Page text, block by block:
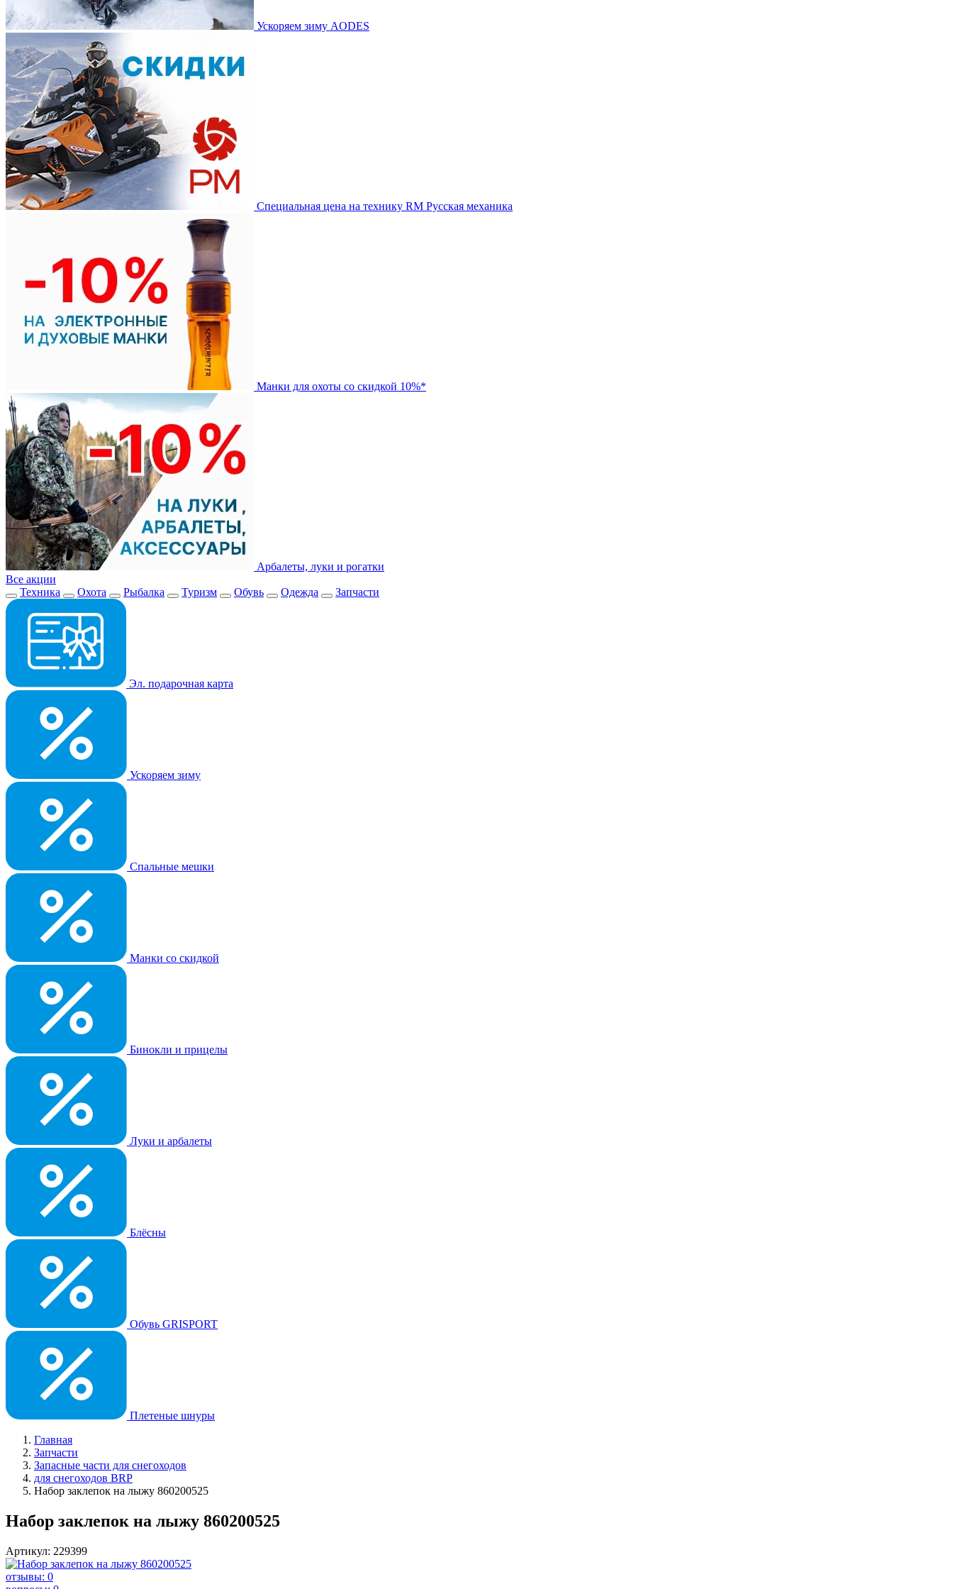
Ускоряем зиму AODES
Специальная цена на технику RM Русская механика
Манки для охоты со скидкой 10%*
Арбалеты, луки и рогатки
Все акции
Техника
Охота Рыбалка Туризм Обувь Одежда Запчасти
Эл. подарочная карта
Ускоряем зиму
Спальные мешки
Манки со скидкой
Бинокли и прицелы
Луки и арбалеты
Блёсны
Обувь GRISPORT
Плетеные шнуры
Главная
Запчасти
Запасные части для снегоходов
для снегоходов BRP
Набор заклепок на лыжу 860200525
Набор заклепок на лыжу 860200525
Артикул: 229399
отзывы: 0